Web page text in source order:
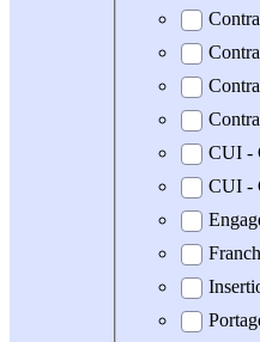
CUI -
CUI -